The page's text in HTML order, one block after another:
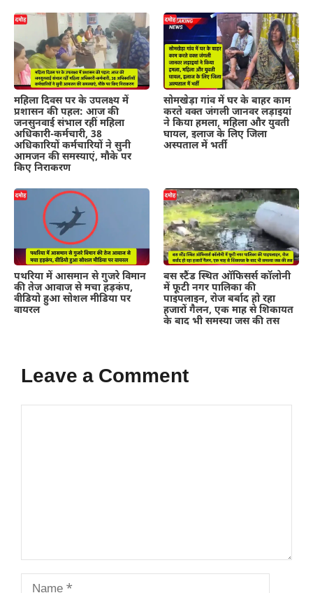
महिला दिवस पर के उपलक्ष्य में
प्रशासन की पहल: आज की
जनसुनवाई संभाल रहीं महिला
अधिकारी-कर्मचारी, 38
अधिकारियों कर्मचारियों ने सुनी
आमजन की समस्याएं, मौके पर
किए निराकरण
सोमखेड़ा गांव में घर के बाहर काम
करते वक्त जंगली जानवर लड़ाइयां
ने किया हमला, महिला और युवती
घायल, इलाज के लिए जिला
अस्पताल में भर्ती
पथरिया में आसमान से गुजरे विमान
की तेज आवाज से मचा हड़कंप,
वीडियो हुआ सोशल मीडिया पर
वायरल
बस स्टैंड स्थित ऑफिसर्स कॉलोनी
में फूटी नगर पालिका की
पाइपलाइन, रोज बर्बाद हो रहा
हजारों गैलन, एक माह से शिकायत
के बाद भी समस्या जस की तस
Leave a Comment
Name